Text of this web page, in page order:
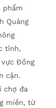
phẩm
Quảng
tỉnh,
Đồng
cận.
chợ đa
miền, từ